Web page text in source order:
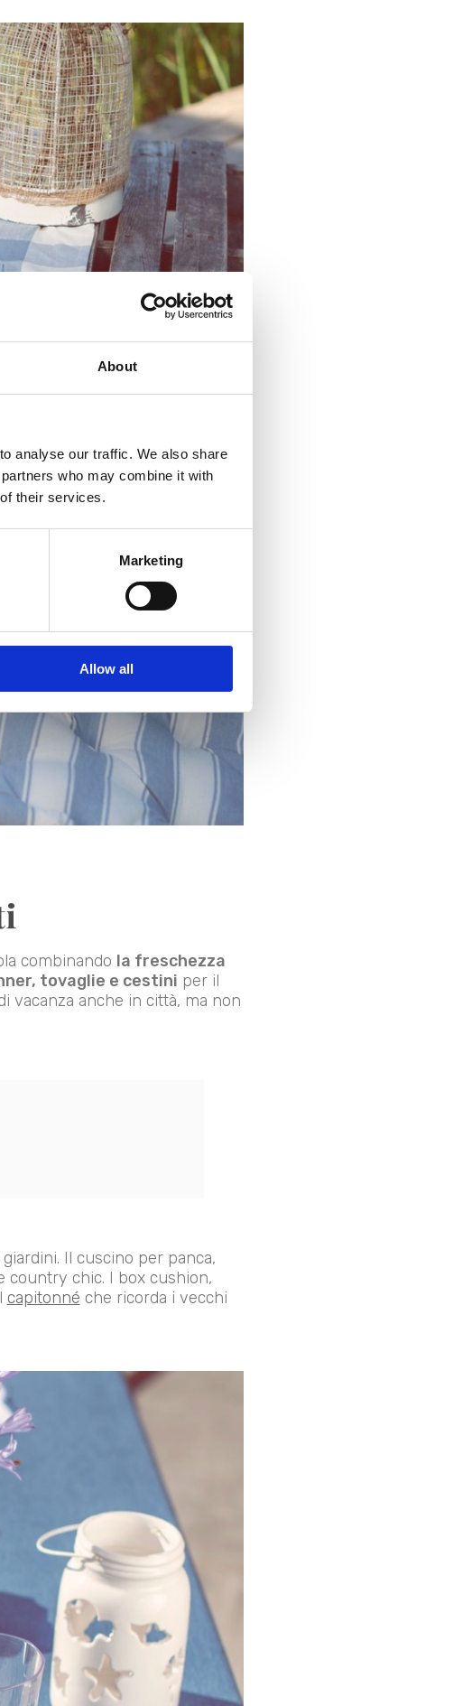
About
analyse our traffic. We also share
who may combine it with
their services.
Marketing
Allow all
combinando la freschezza
tovaglie e cestini per il
vacanza anche in città, ma non
Il cuscino per panca,
country chic. I box cushion,
capitonné che ricorda i vecchi